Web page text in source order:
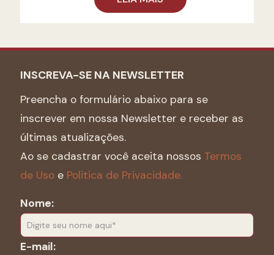
INSCREVA-SE NA NEWSLETTER
Preencha o formulário abaixo para se
inscrever em nossa Newsletter e receber as
últimas atualizações.
Ao se cadastrar você aceita nossos Termos
de Uso e Politica de Privacidade.
Nome:
E-mail: